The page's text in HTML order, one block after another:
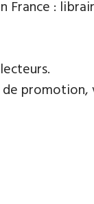
:
promotion,